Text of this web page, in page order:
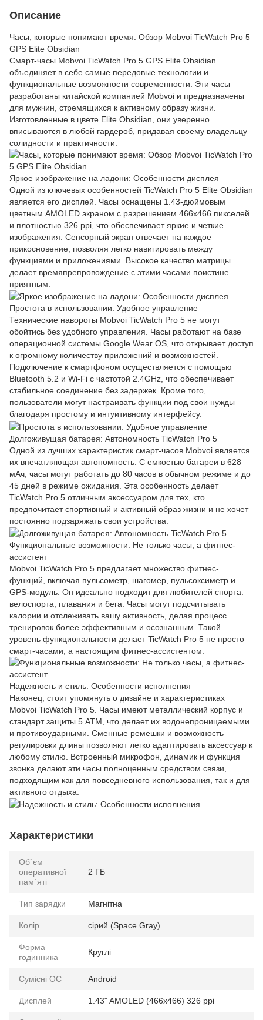
Описание
Часы, которые понимают время: Обзор Mobvoi TicWatch Pro 5
GPS Elite Obsidian
Смарт-часы Mobvoi TicWatch Pro 5 GPS Elite Obsidian
объединяет в себе самые передовые технологии и
функциональные возможности современности. Эти часы
разработаны китайской компанией Mobvoi и предназначены
для мужчин, стремящихся к активному образу жизни.
Изготовленные в цвете Elite Obsidian, они уверенно
вписываются в любой гардероб, придавая своему владельцу
солидности и практичности.
Яркое изображение на ладони: Особенности дисплея
Одной из ключевых особенностей TicWatch Pro 5 Elite Obsidian
является его дисплей. Часы оснащены 1.43-дюймовым
цветным AMOLED экраном с разрешением 466x466 пикселей
и плотностью 326 ppi, что обеспечивает яркие и четкие
изображения. Сенсорный экран отвечает на каждое
прикосновение, позволяя легко навигировать между
функциями и приложениями. Высокое качество матрицы
делает времяпрепровождение с этими часами поистине
приятным.
Простота в использовании: Удобное управление
Технические навороты Mobvoi TicWatch Pro 5 не могут
обойтись без удобного управления. Часы работают на базе
операционной системы Google Wear OS, что открывает доступ
к огромному количеству приложений и возможностей.
Подключение к смартфоном осуществляется с помощью
Bluetooth 5.2 и Wi-Fi с частотой 2.4GHz, что обеспечивает
стабильное соединение без задержек. Кроме того,
пользователи могут настраивать функции под свои нужды
благодаря простому и интуитивному интерфейсу.
Долгоживущая батарея: Автономность TicWatch Pro 5
Одной из лучших характеристик смарт-часов Mobvoi является
их впечатляющая автономность. С емкостью батареи в 628
мАч, часы могут работать до 80 часов в обычном режиме и до
45 дней в режиме ожидания. Эта особенность делает
TicWatch Pro 5 отличным аксессуаром для тех, кто
предпочитает спортивный и активный образ жизни и не хочет
постоянно подзаряжать свои устройства.
Функциональные возможности: Не только часы, а фитнес-
ассистент
Mobvoi TicWatch Pro 5 предлагает множество фитнес-
функций, включая пульсометр, шагомер, пульсоксиметр и
GPS-модуль. Он идеально подходит для любителей спорта:
велоспорта, плавания и бега. Часы могут подсчитывать
калории и отслеживать вашу активность, делая процесс
тренировок более эффективным и осознанным. Такой
уровень функциональности делает TicWatch Pro 5 не просто
смарт-часами, а настоящим фитнес-ассистентом.
Надежность и стиль: Особенности исполнения
Наконец, стоит упомянуть о дизайне и характеристиках
Mobvoi TicWatch Pro 5. Часы имеют металлический корпус и
стандарт защиты 5 ATM, что делает их водонепроницаемыми
и противоударными. Сменные ремешки и возможность
регулировки длины позволяют легко адаптировать аксессуар к
любому стилю. Встроенный микрофон, динамик и функция
звонка делают эти часы полноценным средством связи,
подходящим как для повседневного использования, так и для
активного отдыха.
Характеристики
Об`єм
оперативної
пам`яті
2 ГБ
Тип зарядки Магнітна
Колір сірий (Space Gray)
Форма
годинника
Круглі
Сумісні ОС Android
Дисплей 1.43" AMOLED (466x466) 326 ppi